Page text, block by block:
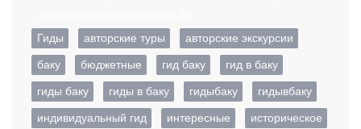
Гиды
авторские туры
авторские экскурсии
баку
бюджетные гид баку
гид в баку
гиды баку
гиды в баку гидыбаку
гидывбаку
индивидуальный гид
интересные
историческое